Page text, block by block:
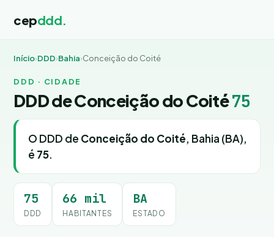
cepddd.
Início›DDD›Bahia›Conceição do Coité
DDD · CIDADE
DDD de Conceição do Coité75
O DDD de Conceição do Coité, Bahia (BA),
é 75.
75
DDD
66 mil
HABITANTES
BA
ESTADO